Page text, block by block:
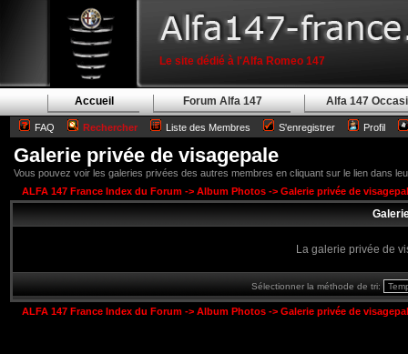
Le site dédié à l'Alfa Romeo 147
Accueil Forum Alfa 147 Alfa 147
FAQ Rechercher Liste des Membres S'enregistrer Profil
Galerie privée de visagepale
Vous pouvez voir les galeries privées des autres membres en cliquant sur le lien dans
ALFA 147 France Index du Forum -> Album Photos -> Galerie privée de
La galerie privée de
Sélectionner la méthode de tri:
ALFA 147 France Index du Forum -> Album Photos -> Galerie privée de